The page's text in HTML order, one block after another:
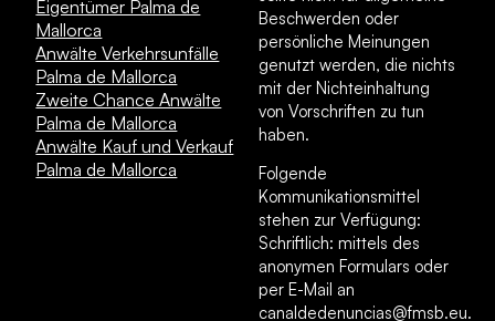
Eigentümer Palma de
Mallorca
Anwälte Verkehrsunfälle
Palma de Mallorca
Zweite Chance Anwälte
Palma de Mallorca
Anwälte Kauf und Verkauf
Palma de Mallorca
Beschwerden oder
persönliche Meinungen
genutzt werden, die nichts
mit der Nichteinhaltung
von Vorschriften zu tun
haben.
Folgende
Kommunikationsmittel
stehen zur Verfügung:
Schriftlich: mittels des
anonymen Formulars oder
per E-Mail an
canaldedenuncias@fmsb.eu.